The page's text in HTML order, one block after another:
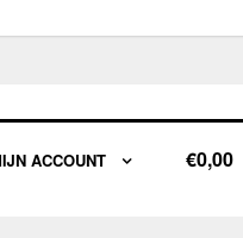
ACCOUNT €0,00